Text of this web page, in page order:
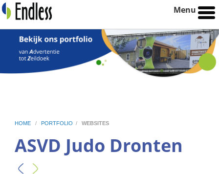
Menu
HOME / PORTFOLIO / WEBSITES
ASVD Judo Dronten